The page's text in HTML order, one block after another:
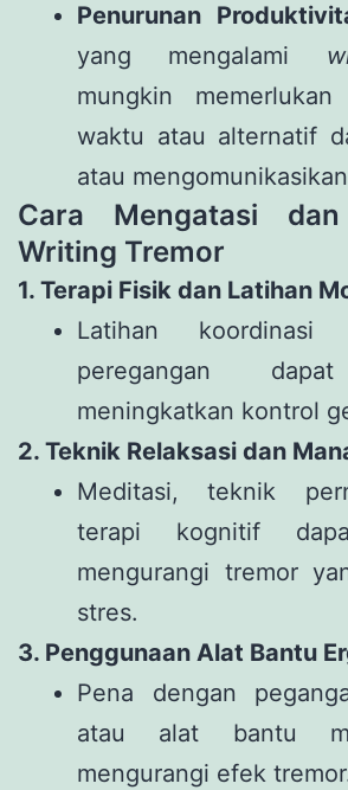
Penurunan
yang mengalami
mungkin
waktu atau alternatif
atau
Cara Mengatasi
Writing Tremor
1. Terapi Fisik dan Latihan
Latihan
peregangan
meningkatkan kontrol
2. Teknik Relaksasi dan
Meditasi, teknik
terapi kognitif
mengurangi tremor
stres.
3. Penggunaan Alat Bantu
Pena dengan
atau alat bantu
mengurangi efek